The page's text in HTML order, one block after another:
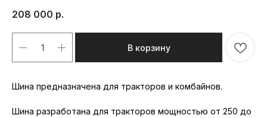
208 000 р.
В корзину
Шина предназначена для тракторов и комбайнов.
Шина разработана для тракторов мощностью от 250 до